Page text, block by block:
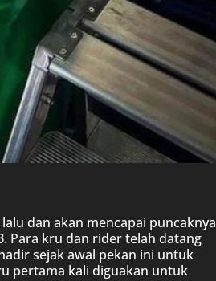
dan akan mencapai puncaknya
Para kru dan rider telah datang
sejak awal pekan ini untuk
pertama kali diguakan untuk